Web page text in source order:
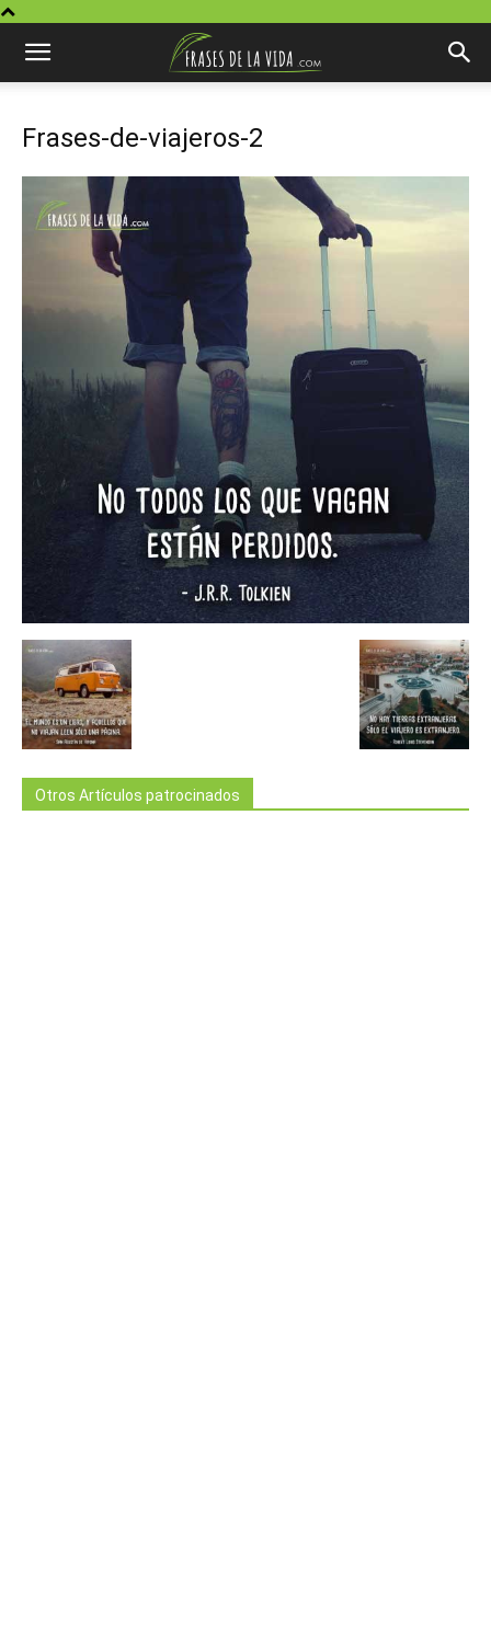
Frases-de-viajeros-2
Otros Artículos patrocinados